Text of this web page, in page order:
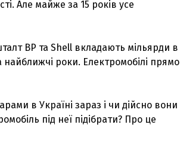
Але майже за 15 років усе
ВР та Shell вкладають мільярди в
найближчі роки. Електромобілі прямо
в Україні зараз і чи дійсно вони
під неї підібрати? Про це